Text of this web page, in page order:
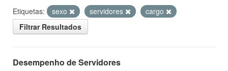
Etiquetas: sexo servidores
cargo
Filtrar Resultados
Desempenho de Servidores